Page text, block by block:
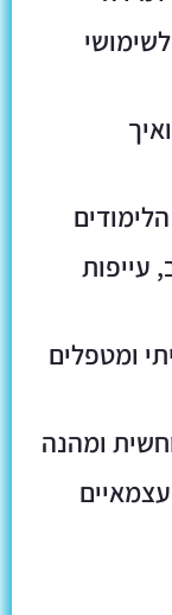
עייפות
ומטפלים
ומהנה